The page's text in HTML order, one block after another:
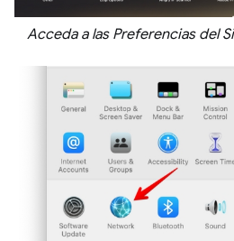
Acceda a las Preferencias del